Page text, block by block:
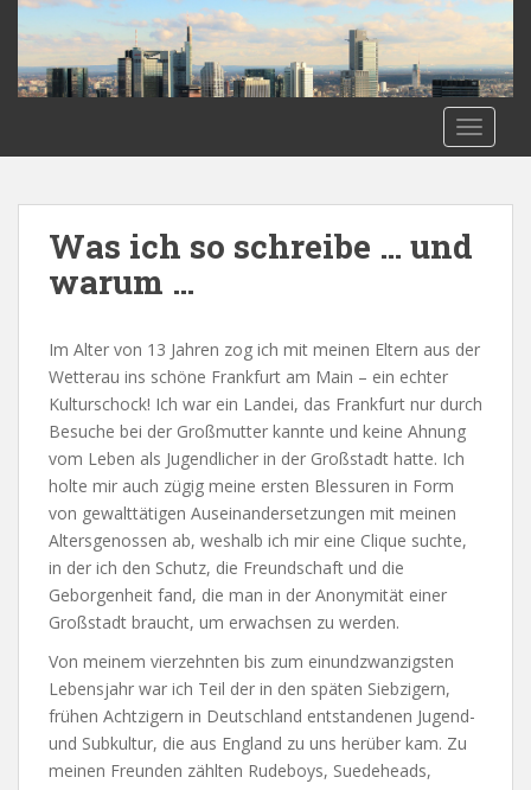
Was ich so schreibe … und
warum …
Im Alter von 13 Jahren zog ich mit meinen Eltern aus der
Wetterau ins schöne Frankfurt am Main – ein echter
Kulturschock! Ich war ein Landei, das Frankfurt nur durch
Besuche bei der Großmutter kannte und keine Ahnung
vom Leben als Jugendlicher in der Großstadt hatte. Ich
holte mir auch zügig meine ersten Blessuren in Form
von gewalttätigen Auseinandersetzungen mit meinen
Altersgenossen ab, weshalb ich mir eine Clique suchte,
in der ich den Schutz, die Freundschaft und die
Geborgenheit fand, die man in der Anonymität einer
Großstadt braucht, um erwachsen zu werden.
Von meinem vierzehnten bis zum einundzwanzigsten
Lebensjahr war ich Teil der in den späten Siebzigern,
frühen Achtzigern in Deutschland entstandenen Jugend-
und Subkultur, die aus England zu uns herüber kam. Zu
meinen Freunden zählten Rudeboys, Suedeheads,